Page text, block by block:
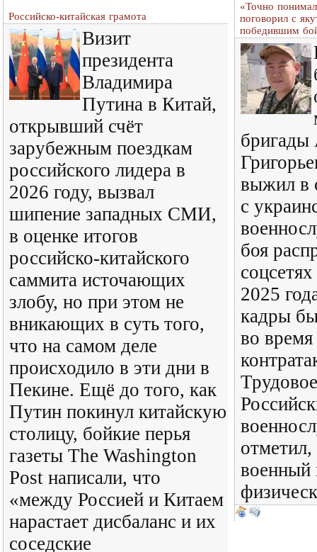
Российско-китайская грамота
Визит
президента
Владимира
Путина в Китай,
открывший счёт
зарубежным поездкам
российского лидера в
2026 году, вызвал
шипение западных СМИ,
в оценке итогов
российско-китайского
саммита источающих
злобу, но при этом не
вникающих в суть того,
что на самом деле
происходило в эти дни в
Пекине. Ещё до того, как
Путин покинул китайскую
столицу, бойкие перья
газеты The Washington
Post написали, что
«между Россией и Китаем
нарастает дисбаланс и их
соседские
«Точно
поговорил с
победившим
бригады
выжил в
с
боя
2025
кадры
во
военный